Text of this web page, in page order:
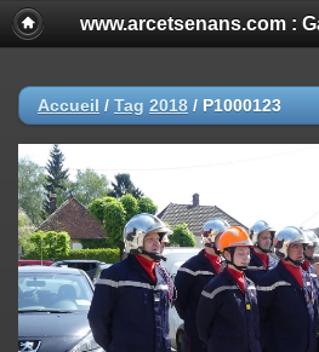
www.arcetsenans.com :
Accueil / Tag 2018 / P1000123